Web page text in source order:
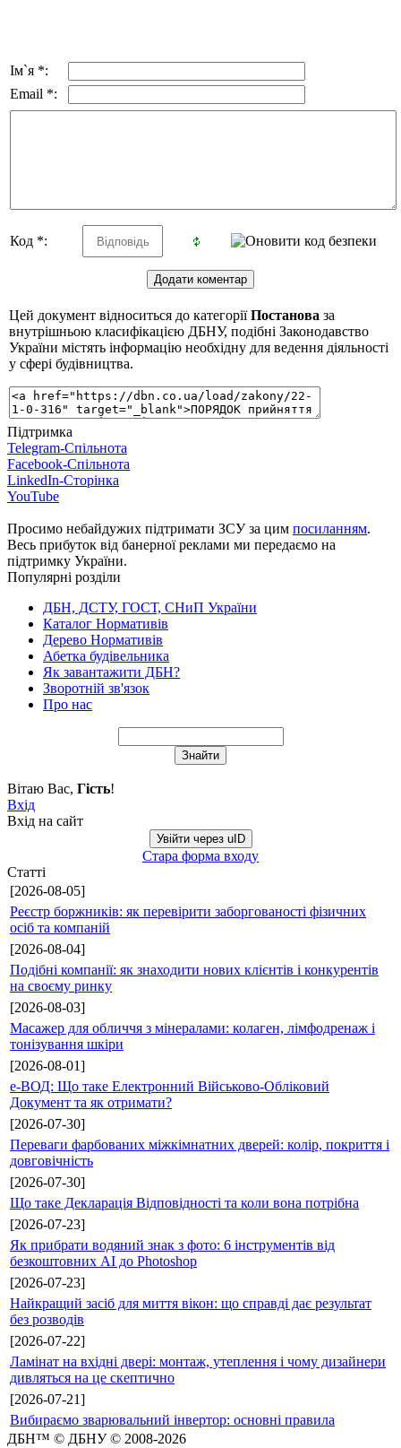
Ім`я *:
Email *:
Код *:
Цей документ відноситься до категоріїПостанова за
внутрішньою класифікацією ДБНУ, подібні Законодавство
України містять інформацію необхідну для ведення діяльності
у сфері будівництва.
Підтримка
Telegram-Спільнота
Facebook-Спільнота
LinkedIn-Сторінка
YouTube
Просимо небайдужих підтримати ЗСУ за цим посиланням.
Весь прибуток від банерної реклами ми передаємо на
підтримку України.
Популярні розділи
ДБН, ДСТУ, ГОСТ, СНиП України
Каталог Нормативів
Дерево Нормативів
Абетка будівельника
Як завантажити ДБН?
Зворотній зв'язок
Про нас
Вітаю Вас, Гість!
Вхід
Вхід на сайт
Увійти через uID
Стара форма входу
Статті
[2026-08-05]
Реєстр боржників: як перевірити заборгованості фізичних
осіб та компаній
[2026-08-04]
Подібні компанії: як знаходити нових клієнтів і конкурентів
на своєму ринку
[2026-08-03]
Масажер для обличчя з мінералами: колаген, лімфодренаж і
тонізування шкіри
[2026-08-01]
е-ВОД: Що таке Електронний Військово-Обліковий
Документ та як отримати?
[2026-07-30]
Переваги фарбованих міжкімнатних дверей: колір, покриття і
довговічність
[2026-07-30]
Що таке Декларація Відповідності та коли вона потрібна
[2026-07-23]
Як прибрати водяний знак з фото: 6 інструментів від
безкоштовних AI до Photoshop
[2026-07-23]
Найкращий засіб для миття вікон: що справді дає результат
без розводів
[2026-07-22]
Ламінат на вхідні двері: монтаж, утеплення і чому дизайнери
дивляться на це скептично
[2026-07-21]
Вибираємо зварювальний інвертор: основні правила
ДБН™ © ДБНУ © 2008-2026